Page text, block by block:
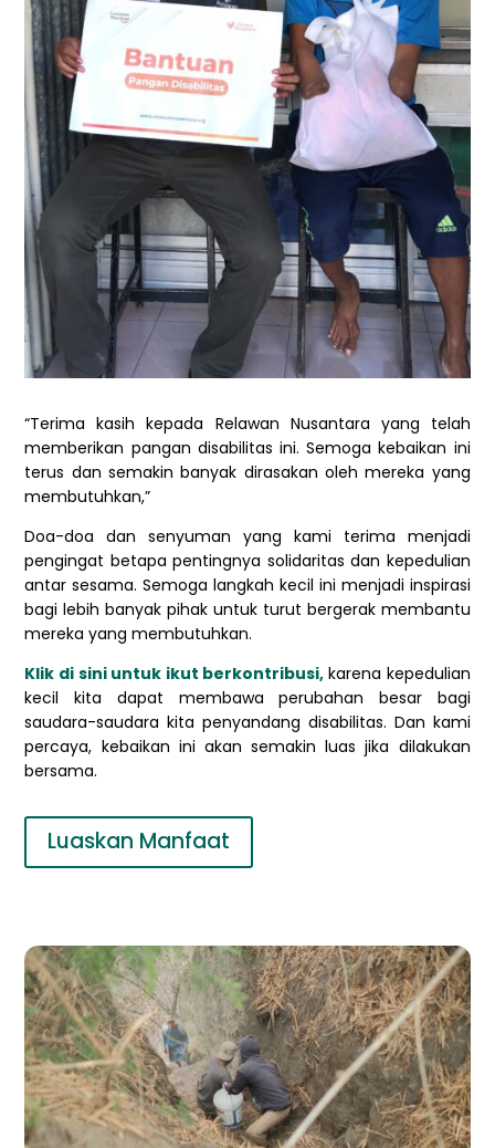
“Terima kasih kepada Relawan Nusantara yang telah
memberikan pangan disabilitas ini. Semoga kebaikan ini
terus dan semakin banyak dirasakan oleh mereka yang
membutuhkan,”
Doa-doa dan senyuman yang kami terima menjadi
pengingat betapa pentingnya solidaritas dan kepedulian
antar sesama. Semoga langkah kecil ini menjadi inspirasi
bagi lebih banyak pihak untuk turut bergerak membantu
mereka yang membutuhkan.
Klik di sini untuk ikut berkontribusi, karena kepedulian
kecil kita dapat membawa perubahan besar bagi
saudara-saudara kita penyandang disabilitas. Dan kami
percaya, kebaikan ini akan semakin luas jika dilakukan
bersama.
Luaskan Manfaat